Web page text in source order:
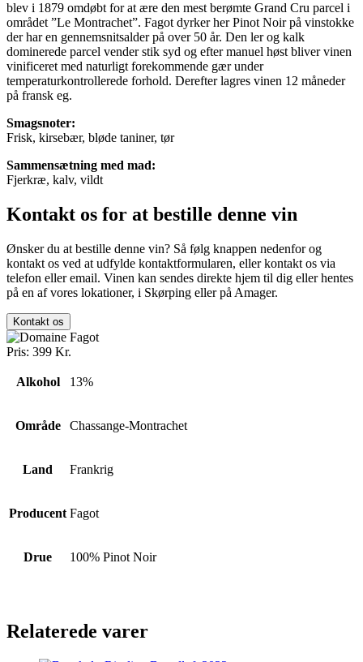
blev i 1879 omdøbt for at ære den mest berømte Grand Cru parcel i
området ”Le Montrachet”. Fagot dyrker her Pinot Noir på vinstokke
der har en gennemsnitsalder på over 50 år. Den ler og kalk
dominerede parcel vender stik syd og efter manuel høst bliver vinen
vinificeret med naturligt forekommende gær under
temperaturkontrollerede forhold. Derefter lagres vinen 12 måneder
på fransk eg.
Smagsnoter:
Frisk, kirsebær, bløde taniner, tør
Sammensætning med mad:
Fjerkræ, kalv, vildt
Kontakt os for at bestille denne vin
Ønsker du at bestille denne vin? Så følg knappen nedenfor og
kontakt os ved at udfylde kontaktformularen, eller kontakt os via
telefon eller email. Vinen kan sendes direkte hjem til dig eller hentes
på en af vores lokationer, i Skørping eller på Amager.
Kontakt os
Pris: 399 Kr.
Alkohol 13%
Område Chassange-Montrachet
Land Frankrig
Producent Fagot
Drue 100% Pinot Noir
Relaterede varer